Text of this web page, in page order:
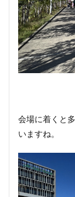
会場に着くと
いますね。